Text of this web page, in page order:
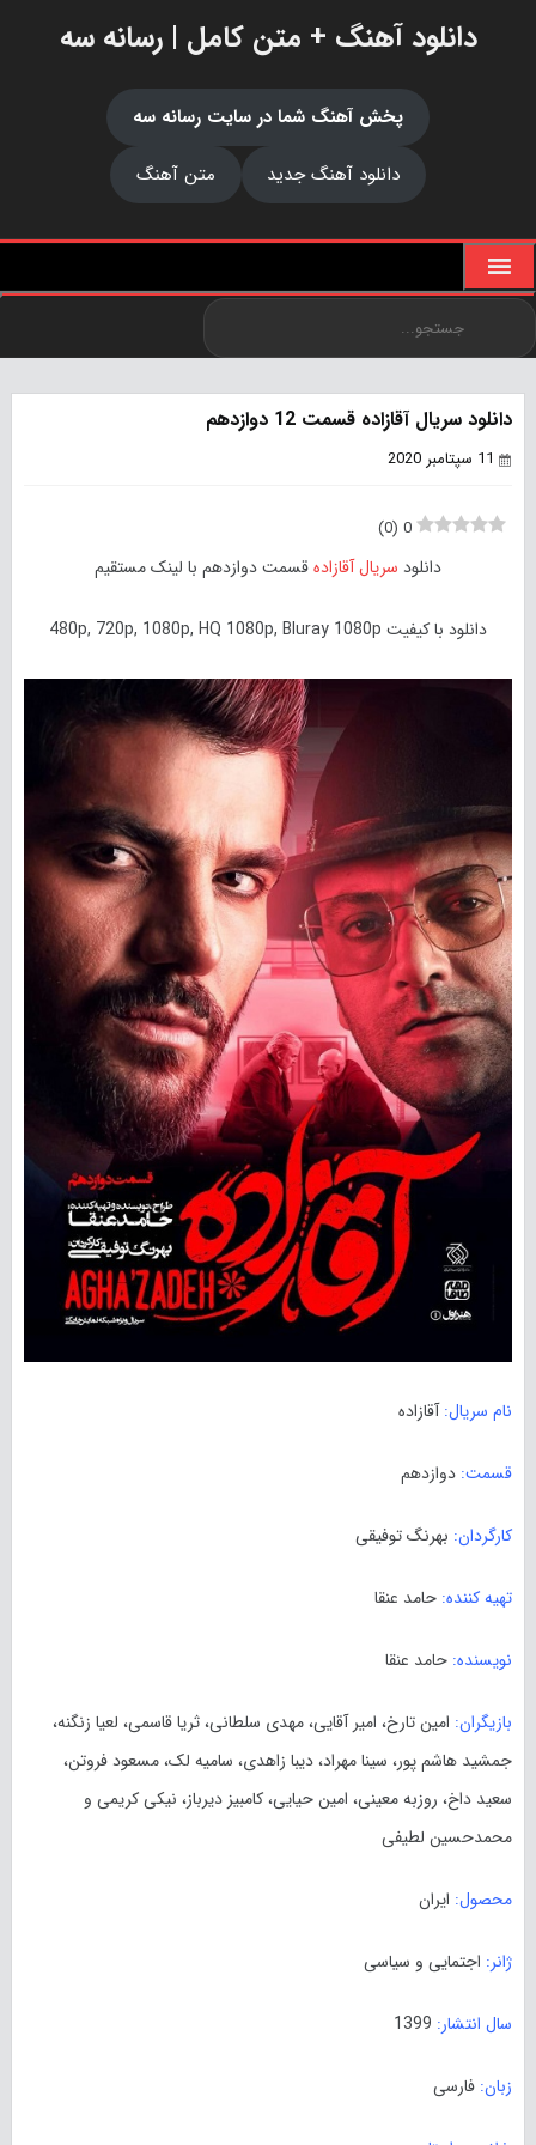
دانلود آهنگ + متن کامل | رسانه سه
پخش آهنگ شما در سایت رسانه سه
دانلود آهنگ جدید
متن آهنگ
دانلود سریال آقازاده قسمت 12 دوازدهم
11 سپتامبر 2020
0
(
0
)
دانلود سریال آقازادهقسمت دوازدهم با لینک مستقیم
دانلود با کیفیت 480p, 720p, 1080p, HQ 1080p, Bluray 1080p
نام سریال:آقازاده
قسمت: دوازدهم
کارگردان: بهرنگ توفیقی
تهیه کننده: حامد عنقا
نویسنده: حامد عنقا
بازیگران: امین تارخ، امیر آقایی، مهدی سلطانی، ثریا قاسمی، لعیا زنگنه،
جمشید هاشم پور، سینا مهراد، دیبا زاهدی، سامیه لک، مسعود فروتن،
سعید داخ، روزبه معینی، امین حیایی، کامبیز دیرباز، نیکی کریمی و
محمدحسین لطیفی
محصول: ایران
ژانر: اجتمایی و سیاسی
سال انتشار:
زبان: فارسی